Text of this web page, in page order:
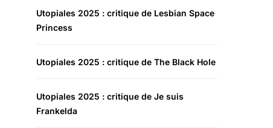
Utopiales 2025 : critique de Lesbian Space
Princess
Utopiales 2025 : critique de The Black Hole
Utopiales 2025 : critique de Je suis
Frankelda